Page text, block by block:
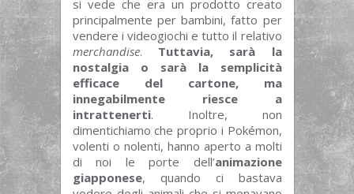
si vede che era un prodotto creato
principalmente per bambini, fatto per
vendere i videogiochi e tutto il relativo
merchandise. Tuttavia, sarà la
nostalgia o sarà la semplicità
efficace del cartone, ma
innegabilmente riesce a
intrattenerti. Inoltre, non
dimentichiamo che proprio i Pokémon,
volenti o nolenti, hanno aperto a molti
di noi le porte dell’animazione
giapponese, quando ci bastava